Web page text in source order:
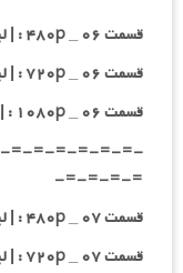
قسمت ۰۶ _ ۴۸۰p : | لینک مستقیم | دوبله فارسی
قسمت ۰۶ _ ۷۲۰p : | لینک مستقیم | دوبله فارسی
قسمت ۰۶ _ ۱۰۸۰p : | لینک مستقیم | دوبله فارسی
=-=-=-=-=-=-
=-=-=-=-
قسمت ۰۷ _ ۴۸۰p : | لینک مستقیم | دوبله فارسی
قسمت ۰۷ _ ۷۲۰p : | لینک مستقیم | دوبله فارسی